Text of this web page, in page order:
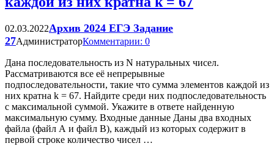
02.03.2022Архив 2024 ЕГЭ Задание
27АдминистраторКомментарии: 0
Дана последовательность из N натуральных чисел.
Рассматриваются все её непрерывные
подпоследовательности, такие что сумма элементов каждой из
них кратна k = 67. Найдите среди них подпоследовательность
с максимальной суммой. Укажите в ответе найденную
максимальную сумму. Входные данные Даны два входных
файла (файл А и файл В), каждый из которых содержит в
первой строке количество чисел …